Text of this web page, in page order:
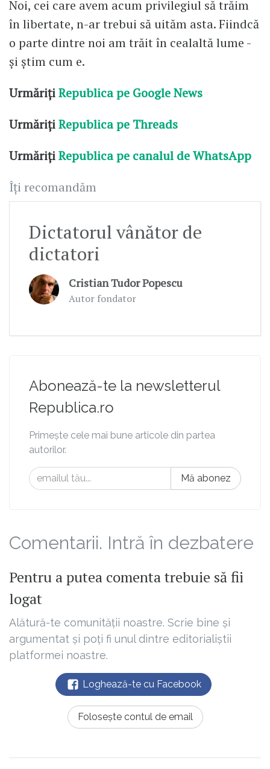
Noi, cei care avem acum privilegiul să trăim
în libertate, n-ar trebui să uităm asta. Fiindcă
o parte dintre noi am trăit în cealaltă lume -
și știm cum e.
UrmărițiRepublica pe Google News
UrmărițiRepublica pe Threads
UrmărițiRepublica pe canalul de WhatsApp
Îți recomandăm
Dictatorul vânător de
dictatori
Cristian Tudor Popescu
Autor fondator
Abonează-te la newsletterul
Republica.ro
Primește cele mai bune articole din partea
autorilor.
Mă abonez
Comentarii. Intră în dezbatere
Pentru a putea comenta trebuie să fii
logat
Alătură-te comunității noastre. Scrie bine și
argumentat și poți fi unul dintre editorialiștii
platformei noastre.
Loghează-te cu Facebook
Folosește contul de email